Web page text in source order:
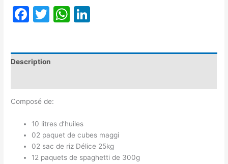
Facebook
TwitterWhatsApp
Description
Composé de:
10 litres d’huiles
02 paquet de cubes maggi
02 sac de riz Délice 25kg
12 paquets de spaghetti de 300g